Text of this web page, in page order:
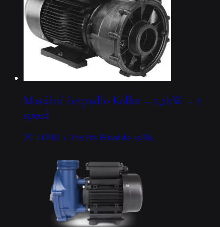
Masážní čerpadlo Koller – 2,2kW – 2
speed
20 449 Kč s DPH 21% Přidat do košíku